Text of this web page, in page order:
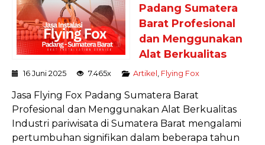
Padang Sumatera
Barat Profesional
dan Menggunakan
Alat Berkualitas
16 Juni 2025 7.465x Artikel Flying Fox
Jasa Flying Fox Padang Sumatera Barat
Profesional dan Menggunakan Alat Berkualitas
Industri pariwisata di Sumatera Barat mengalami
pertumbuhan signifikan dalam beberapa tahun